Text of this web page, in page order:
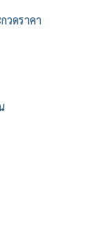
วดราคา